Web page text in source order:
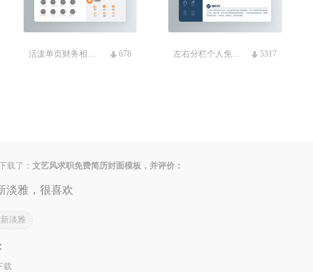
活泼单页财务相关免费简历 678 左右分栏个人免费简历模板 5317
载了：文艺风求职免费简历封面模板，并评价：
淡雅，很喜欢
淡雅
载